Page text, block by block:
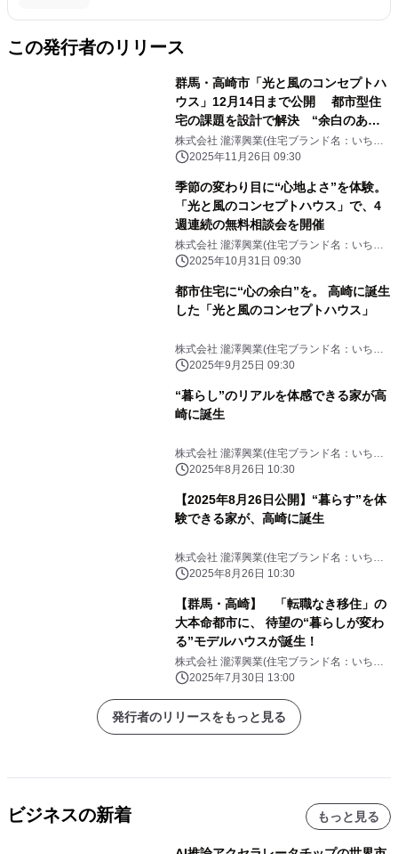
この発行者のリリース
群馬・高崎市「光と風のコンセプトハ
ウス」12月14日まで公開 都市型住
宅の課題を設計で解決 “余白のある
暮らし”を体感
株式会社 瀧澤興業(住宅ブランド名：いちい
ホーム)
2025年11月26日 09:30
季節の変わり目に“心地よさ”を体験。
「光と風のコンセプトハウス」で、4
週連続の無料相談会を開催
株式会社 瀧澤興業(住宅ブランド名：いちい
ホーム)
2025年10月31日 09:30
都市住宅に“心の余白”を。 高崎に誕生
した「光と風のコンセプトハウス」
株式会社 瀧澤興業(住宅ブランド名：いちい
ホーム)
2025年9月25日 09:30
“暮らし”のリアルを体感できる家が高
崎に誕生
株式会社 瀧澤興業(住宅ブランド名：いちい
ホーム)
2025年8月26日 10:30
【2025年8月26日公開】“暮らす”を体
験できる家が、高崎に誕生
株式会社 瀧澤興業(住宅ブランド名：いちい
ホーム)
2025年8月26日 10:30
【群馬・高崎】 「転職なき移住」の
大本命都市に、 待望の“暮らしが変わ
る”モデルハウスが誕生！
株式会社 瀧澤興業(住宅ブランド名：いちい
ホーム)
2025年7月30日 13:00
発行者のリリースをもっと見る
ビジネスの新着 もっと見る